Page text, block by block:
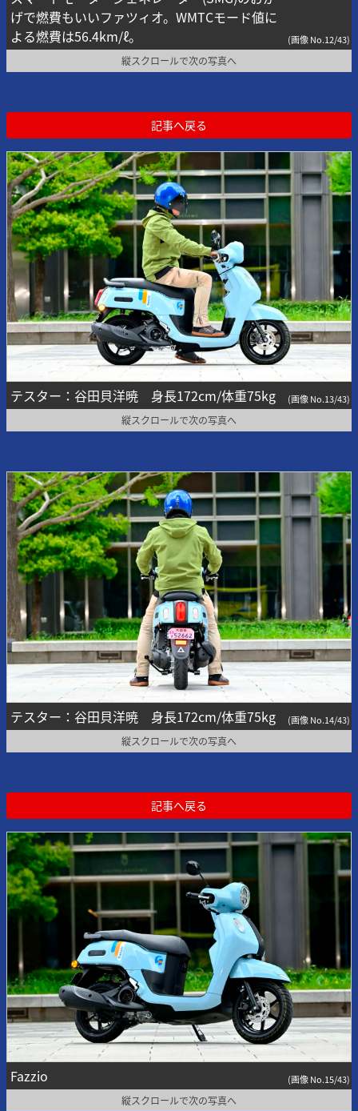
げで燃費もいいファツィオ。WMTCモード値に
よる燃費は56.4km/ℓ。
(画像 No.12/43)
縦スクロールで次の写真へ
記事へ戻る
テスター：谷田貝洋暁 身長172cm/体重75kg (画像 No.13/43)
縦スクロールで次の写真へ
テスター：谷田貝洋暁 身長172cm/体重75kg (画像 No.14/43)
縦スクロールで次の写真へ
記事へ戻る
Fazzio (画像 No.15/43)
縦スクロールで次の写真へ